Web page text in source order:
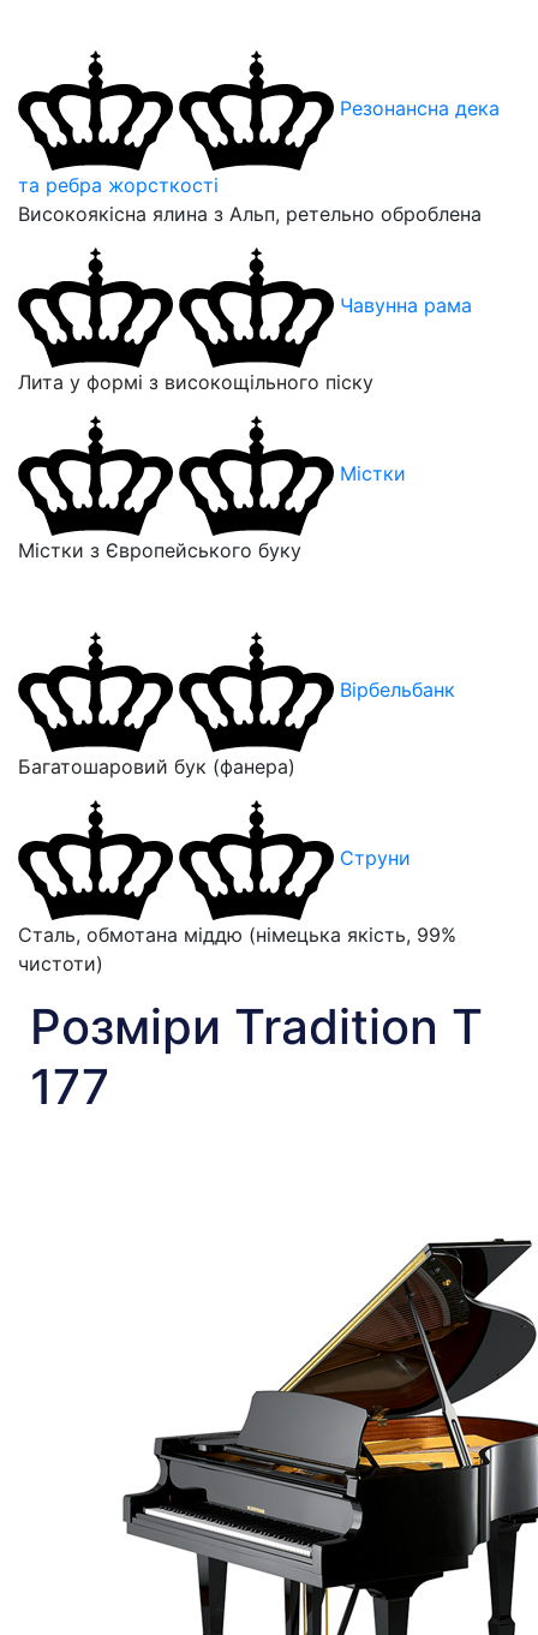
Резонансна дека
та ребра жорсткості
Високоякісна ялина з Альп, ретельно оброблена
Чавунна рама
Лита у формі з високощільного піску
Містки
Містки з Європейського буку
Вірбельбанк
Багатошаровий бук (фанера)
Струни
Сталь, обмотана міддю (німецька якість, 99%
чистоти)
Розміри Tradition T
177